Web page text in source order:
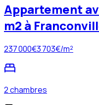
Appartement
m2 à
237 000€3 703€/m²
2 chambres